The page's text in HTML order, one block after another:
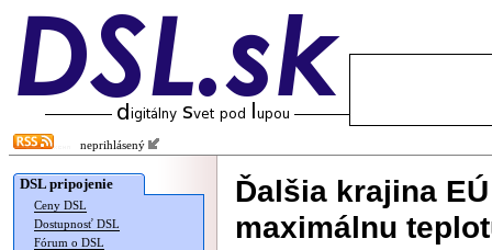
neprihlásený
DSL pripojenie
Ceny DSL
Dostupnosť DSL
Fórum o DSL
Ďalšia krajina
maximálnu